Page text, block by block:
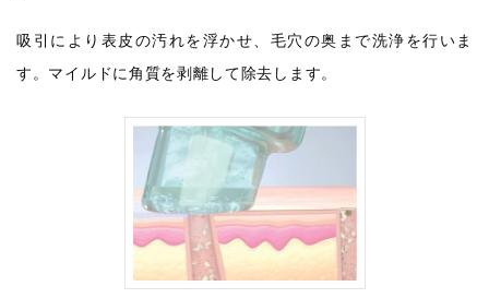
吸引により表皮の汚れを浮かせ、毛穴の奥まで洗浄を行いま
す。マイルドに角質を剥離して除去します。